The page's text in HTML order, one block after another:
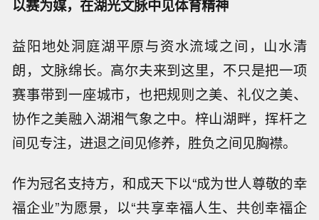
以赛为媒，在湖光文脉中见体育精神
益阳地处洞庭湖平原与资水流域之间，山水清
朗，文脉绵长。高尔夫来到这里，不只是把一项
赛事带到一座城市，也把规则之美、礼仪之美、
协作之美融入湖湘气象之中。梓山湖畔，挥杆之
间见专注，进退之间见修养，胜负之间见胸襟。
作为冠名支持方，和成天下以“成为世人尊敬的幸
福企业”为愿景，以“共享幸福人生、共创幸福企